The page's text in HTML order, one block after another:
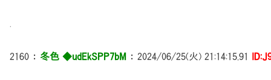
2160 ： 冬色 ◆udEkSPP7bM ： 2024/06/25(火) 21:14:15.91